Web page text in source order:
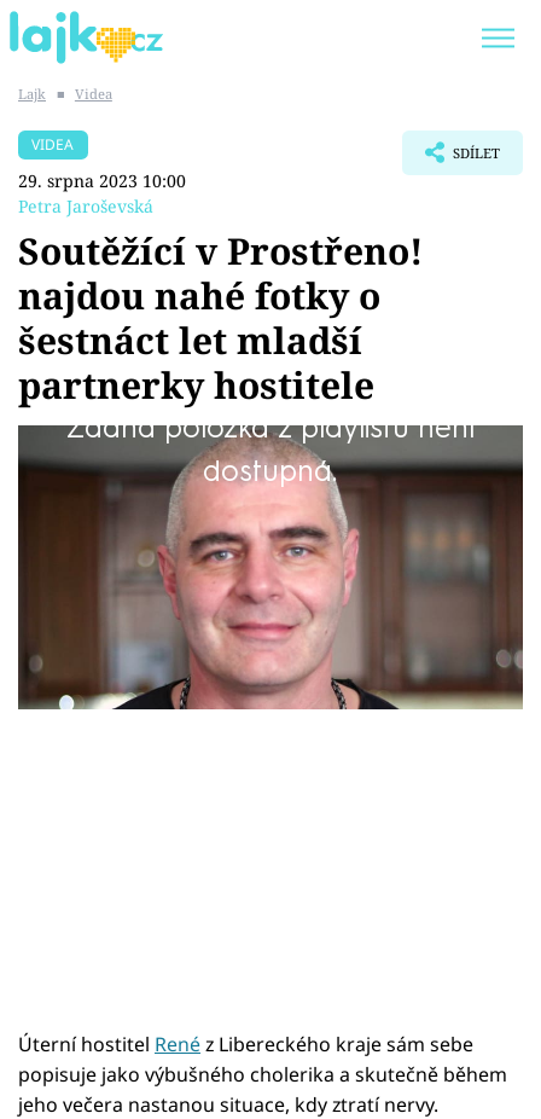
SHOPAHOLICADEL
Témata
Showbyznys
Youtubeři
Virály
Sex a vztahy
Sledujte prima+
Lajk ■ Videa
VIDEA
29. srpna 2023 10:00
Petra Jaroševská
SDÍLET
Soutěžící v Prostřeno!
najdou nahé fotky o
šestnáct let mladší
partnerky hostitele
Žádná položka z playlistu není
dostupná.
Úterního hostitele Reného přihlásila do
Prostřeno! o šestnáct let mladší přítelkyně. Ta
se před kamerou mihne hned několikrát a
zejména její fotografie zaujmou pánskou část
osazenstva. Jakub z ní téměř nespustí zrak.
Úterní hostitel Renéz Libereckého kraje sám sebe
popisuje jako výbušného cholerika a skutečně během
jeho večera nastanou situace, kdy ztratí nervy.